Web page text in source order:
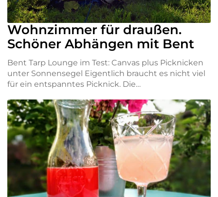
Wohnzimmer für draußen.
Schöner Abhängen mit Bent
Bent Tarp Lounge im Test: Canvas plus Picknicken
unter Sonnensegel Eigentlich braucht es nicht viel
für ein entspanntes Picknick. Die…